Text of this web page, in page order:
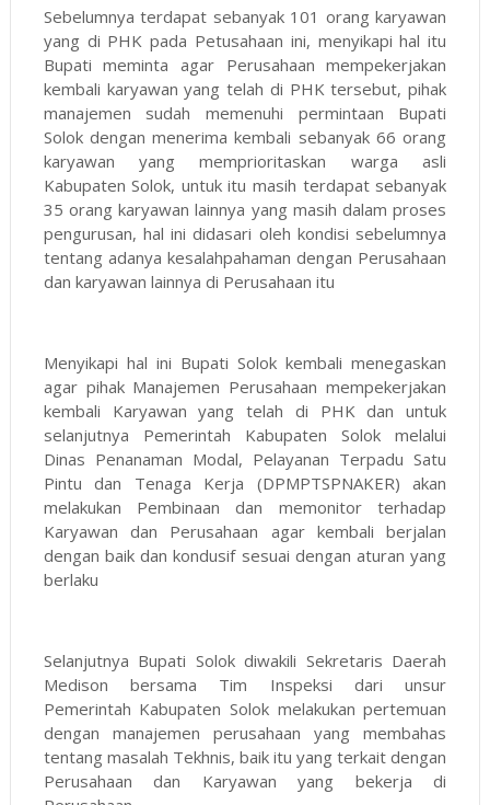
Sebelumnya terdapat sebanyak 101 orang karyawan
yang di PHK pada Petusahaan ini, menyikapi hal itu
Bupati meminta agar Perusahaan mempekerjakan
kembali karyawan yang telah di PHK tersebut, pihak
manajemen sudah memenuhi permintaan Bupati
Solok dengan menerima kembali sebanyak 66 orang
karyawan yang memprioritaskan warga asli
Kabupaten Solok, untuk itu masih terdapat sebanyak
35 orang karyawan lainnya yang masih dalam proses
pengurusan, hal ini didasari oleh kondisi sebelumnya
tentang adanya kesalahpahaman dengan Perusahaan
dan karyawan lainnya di Perusahaan itu
Menyikapi hal ini Bupati Solok kembali menegaskan
agar pihak Manajemen Perusahaan mempekerjakan
kembali Karyawan yang telah di PHK dan untuk
selanjutnya Pemerintah Kabupaten Solok melalui
Dinas Penanaman Modal, Pelayanan Terpadu Satu
Pintu dan Tenaga Kerja (DPMPTSPNAKER) akan
melakukan Pembinaan dan memonitor terhadap
Karyawan dan Perusahaan agar kembali berjalan
dengan baik dan kondusif sesuai dengan aturan yang
berlaku
Selanjutnya Bupati Solok diwakili Sekretaris Daerah
Medison bersama Tim Inspeksi dari unsur
Pemerintah Kabupaten Solok melakukan pertemuan
dengan manajemen perusahaan yang membahas
tentang masalah Tekhnis, baik itu yang terkait dengan
Perusahaan dan Karyawan yang bekerja di